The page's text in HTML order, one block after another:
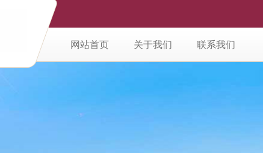
网站首页 关于我们 联系我们